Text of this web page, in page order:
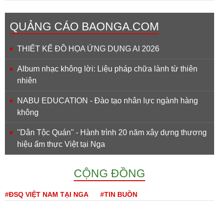
QUẢNG CÁO BAONGA.COM
THIẾT KẾ ĐỒ HỌA ỨNG DỤNG AI 2026
Album nhạc không lời: Liệu pháp chữa lành từ thiên
nhiên
NABU EDUCATION - Đào tạo nhân lực ngành hàng
không
''Dân Tộc Quán'' - Hành trình 20 năm xây dựng thương
hiệu ẩm thực Việt tại Nga
CỘNG ĐỒNG
#ĐSQ VIỆT NAM TẠI NGA #TIN BUỒN